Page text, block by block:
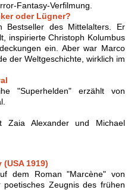
Fantasy-Verfilmung.
oder Lügner?
Bestseller des Mittelalters. Er
inspirierte Christoph Kolumbus
ein. Aber war Marco
der Weltgeschichte, wirklich im
"Superhelden" erzählt von
Zaia Alexander und Michael
1919)
dem Roman "Marcène" von
Zeugnis des frühen